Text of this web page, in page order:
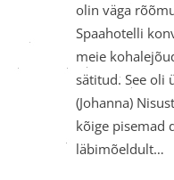
olin väga
Spaahotelli
meie
sätitud. See oli
(Johanna)
kõige pisemad
läbimõeldult…